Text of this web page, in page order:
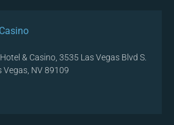
& Casino, 3535 Las Vegas Blvd S.
Vegas, NV 89109